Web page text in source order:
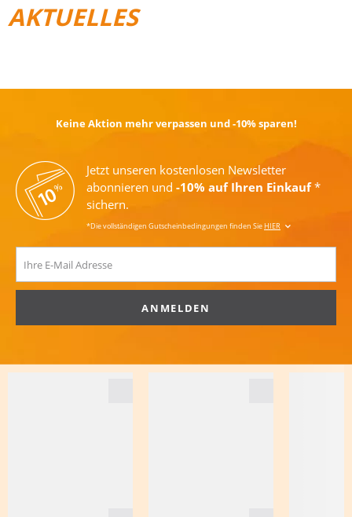
AKTUELLES
Keine Aktion mehr verpassen und -10% sparen!
Jetzt unseren kostenlosen Newsletter
abonnieren und -10% auf Ihren Einkauf*
sichern.
*Die vollständigen Gutscheinbedingungen finden SieHIER
ANMELDEN